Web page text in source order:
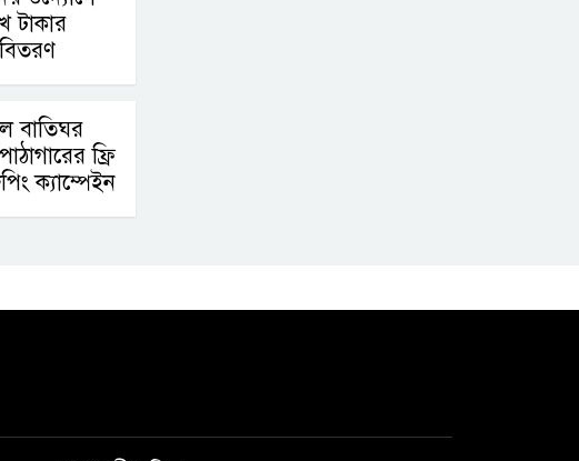
টাকার
বাতিঘর
ফ্রি
ক্যাম্পেইন